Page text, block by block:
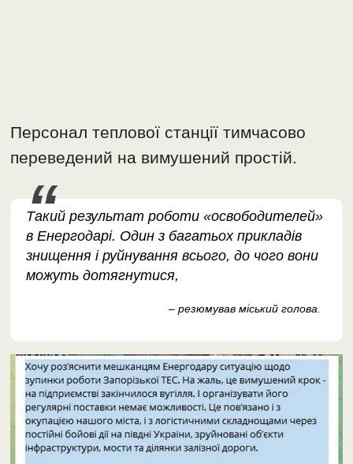
Персонал теплової станції тимчасово
переведений на вимушений простій.
Такий результат роботи «освободителей»
в Енергодарі. Один з багатьох прикладів
знищення і руйнування всього, до чого вони
можуть дотягнутися,
– резюмував міський голова.